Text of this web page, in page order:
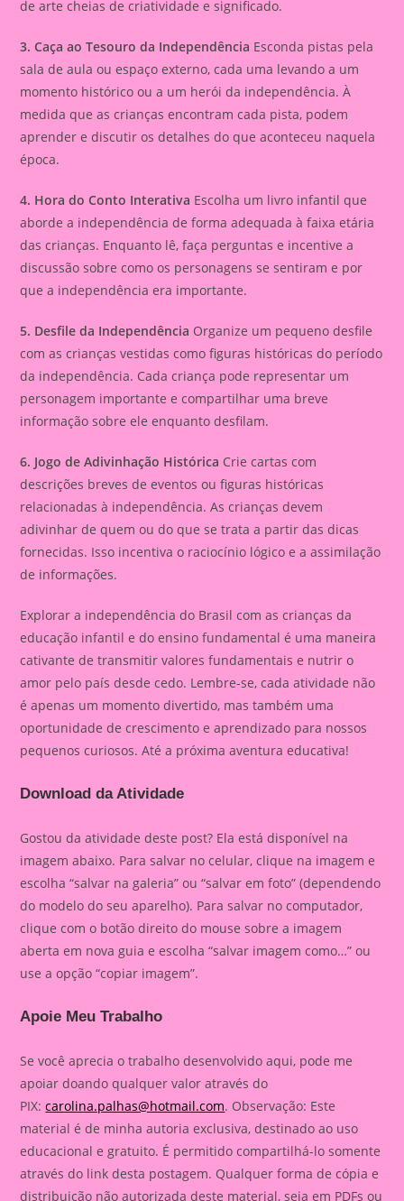
de arte cheias de criatividade e significado.
3. Caça ao Tesouro da Independência Esconda pistas pela
sala de aula ou espaço externo, cada uma levando a um
momento histórico ou a um herói da independência. À
medida que as crianças encontram cada pista, podem
aprender e discutir os detalhes do que aconteceu naquela
época.
4. Hora do Conto Interativa Escolha um livro infantil que
aborde a independência de forma adequada à faixa etária
das crianças. Enquanto lê, faça perguntas e incentive a
discussão sobre como os personagens se sentiram e por
que a independência era importante.
5. Desfile da Independência Organize um pequeno desfile
com as crianças vestidas como figuras históricas do período
da independência. Cada criança pode representar um
personagem importante e compartilhar uma breve
informação sobre ele enquanto desfilam.
6. Jogo de Adivinhação Histórica Crie cartas com
descrições breves de eventos ou figuras históricas
relacionadas à independência. As crianças devem
adivinhar de quem ou do que se trata a partir das dicas
fornecidas. Isso incentiva o raciocínio lógico e a assimilação
de informações.
Explorar a independência do Brasil com as crianças da
educação infantil e do ensino fundamental é uma maneira
cativante de transmitir valores fundamentais e nutrir o
amor pelo país desde cedo. Lembre-se, cada atividade não
é apenas um momento divertido, mas também uma
oportunidade de crescimento e aprendizado para nossos
pequenos curiosos. Até a próxima aventura educativa!
Download da Atividade
Gostou da atividade deste post? Ela está disponível na
imagem abaixo. Para salvar no celular, clique na imagem e
escolha “salvar na galeria” ou “salvar em foto” (dependendo
do modelo do seu aparelho). Para salvar no computador,
clique com o botão direito do mouse sobre a imagem
aberta em nova guia e escolha “salvar imagem como…” ou
use a opção “copiar imagem”.
Apoie Meu Trabalho
Se você aprecia o trabalho desenvolvido aqui, pode me
apoiar doando qualquer valor através do
PIX:carolina.palhas@hotmail.com. Observação: Este
material é de minha autoria exclusiva, destinado ao uso
educacional e gratuito. É permitido compartilhá-lo somente
através do link desta postagem. Qualquer forma de cópia e
distribuição não autorizada deste material, seja em PDFs ou